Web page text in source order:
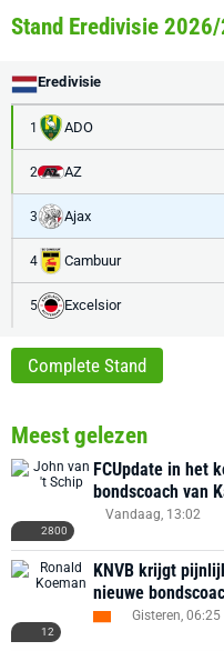
Stand Eredivisie
Eredivisie
1 ADO
2 AZ
3 Ajax
4 Cambuur
5 Excelsior
Complete Stand
Meest gelezen
2800
FCUpdate in het
bondscoach van
Vandaag, 13:02
12
KNVB krijgt
nieuwe
Gisteren, 06:25